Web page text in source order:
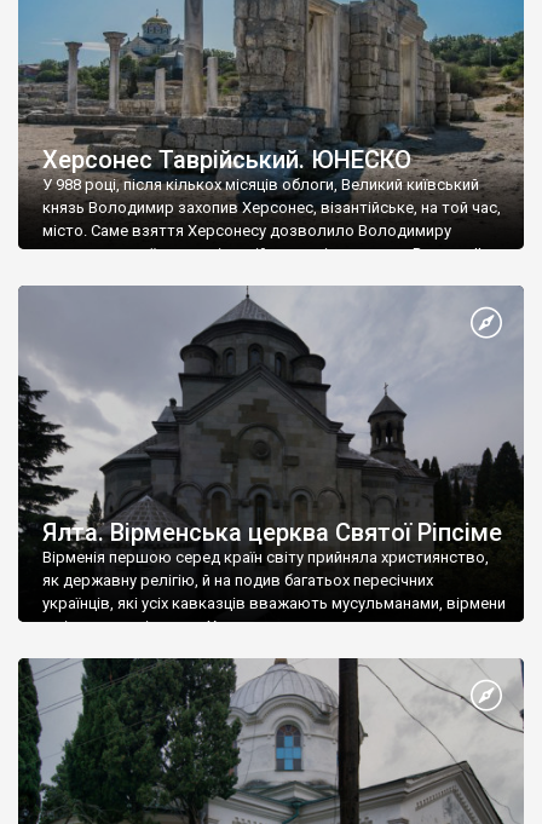
Херсонес Таврійський. ЮНЕСКО
У 988 році, після кількох місяців облоги, Великий київський
князь Володимир захопив Херсонес, візантійське, на той час,
місто. Саме взяття Херсонесу дозволило Володимиру
диктувати свої умови візантійському імператору Василю ІІ, та
Херсонесі Володимир-язичник, став Василем-християнином.
А потім було Хрещення Русі. На честь Херсонесу Таврійського
Ялта. Вірменська церква Святої Ріпсіме
Вірменія першою серед країн світу прийняла християнство,
як державну релігію, й на подив багатьох пересічних
українців, які усіх кавказців вважають мусульманами, вірмени
є відданими вірянами Христа